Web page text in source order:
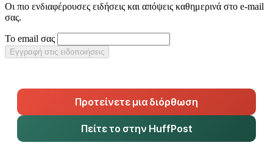
Οι πιο ενδιαφέρουσες ειδήσεις και απόψεις καθημερινά στο e-mail
σας.
Το email σας
Εγγραφή στις ειδοποιήσεις
Προτείνετε μια διόρθωση
Πείτε το στην HuffPost